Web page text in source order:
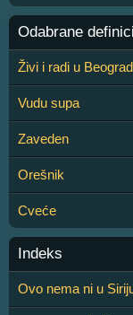
Odabrane
Živi i radi u
Vudu supa
Zaveden
Orešnik
Cveće
Indeks
Ovo nema ni u